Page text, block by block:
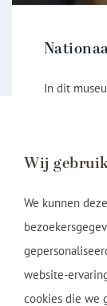
In dit
Bekijk
Wij
We kunnen
website-
cookies die we